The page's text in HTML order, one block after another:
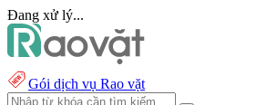
Đang xử lý...
Gói dịch vụ Rao vặt